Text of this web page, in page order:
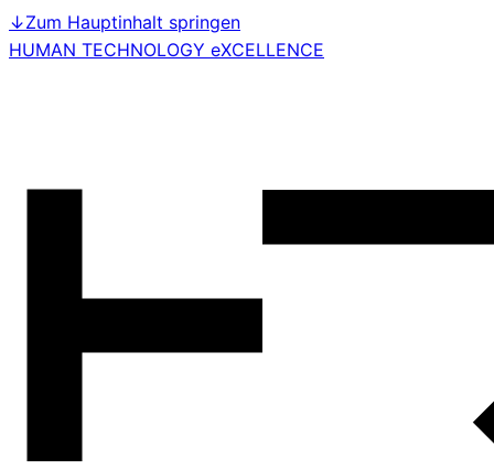
↓Zum Hauptinhalt springen
HUMAN TECHNOLOGY eXCELLENCE